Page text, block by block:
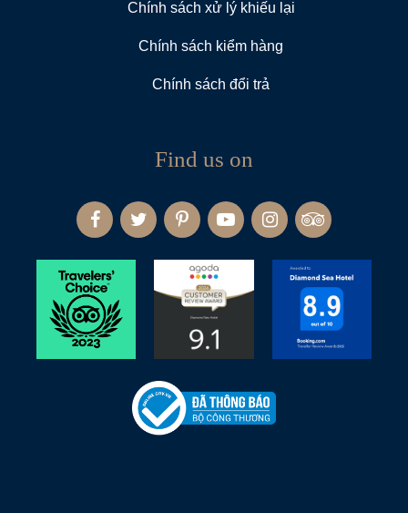
Chính sách xử lý khiếu lại
Chính sách kiểm hàng
Chính sách đổi trả
Find us on